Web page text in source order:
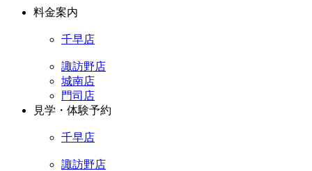
料金案内
千早店
諏訪野店
城南店
門司店
見学・体験予約
千早店
諏訪野店